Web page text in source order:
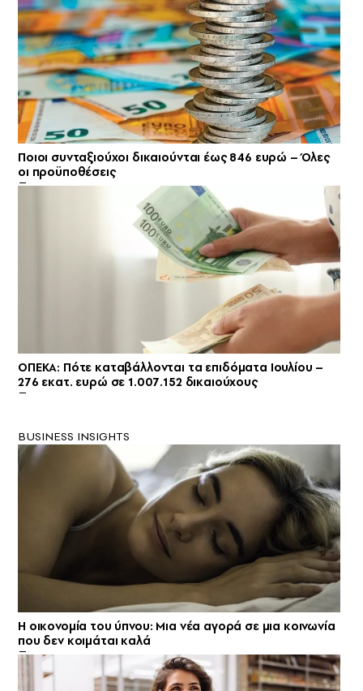
Ποιοι συνταξιούχοι δικαιούνται έως 846 ευρώ – Όλες
οι προϋποθέσεις
ΟΠΕΚΑ: Πότε καταβάλλονται τα επιδόματα Ιουλίου –
276 εκατ. ευρώ σε 1.007.152 δικαιούχους
BUSINESS INSIGHTS
Η οικονομία του ύπνου: Μια νέα αγορά σε μια κοινωνία
που δεν κοιμάται καλά